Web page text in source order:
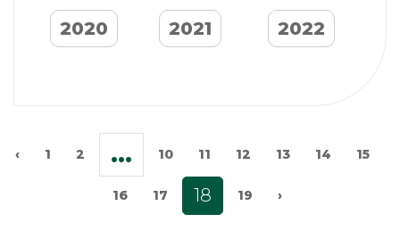
2020 2021 2022
‹ 1 2 ... 10 11 12 13 14 15
16 17 18 19 ›